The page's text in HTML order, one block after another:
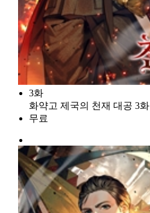
3화
화약고 제국의 천재 대공 3화
무료